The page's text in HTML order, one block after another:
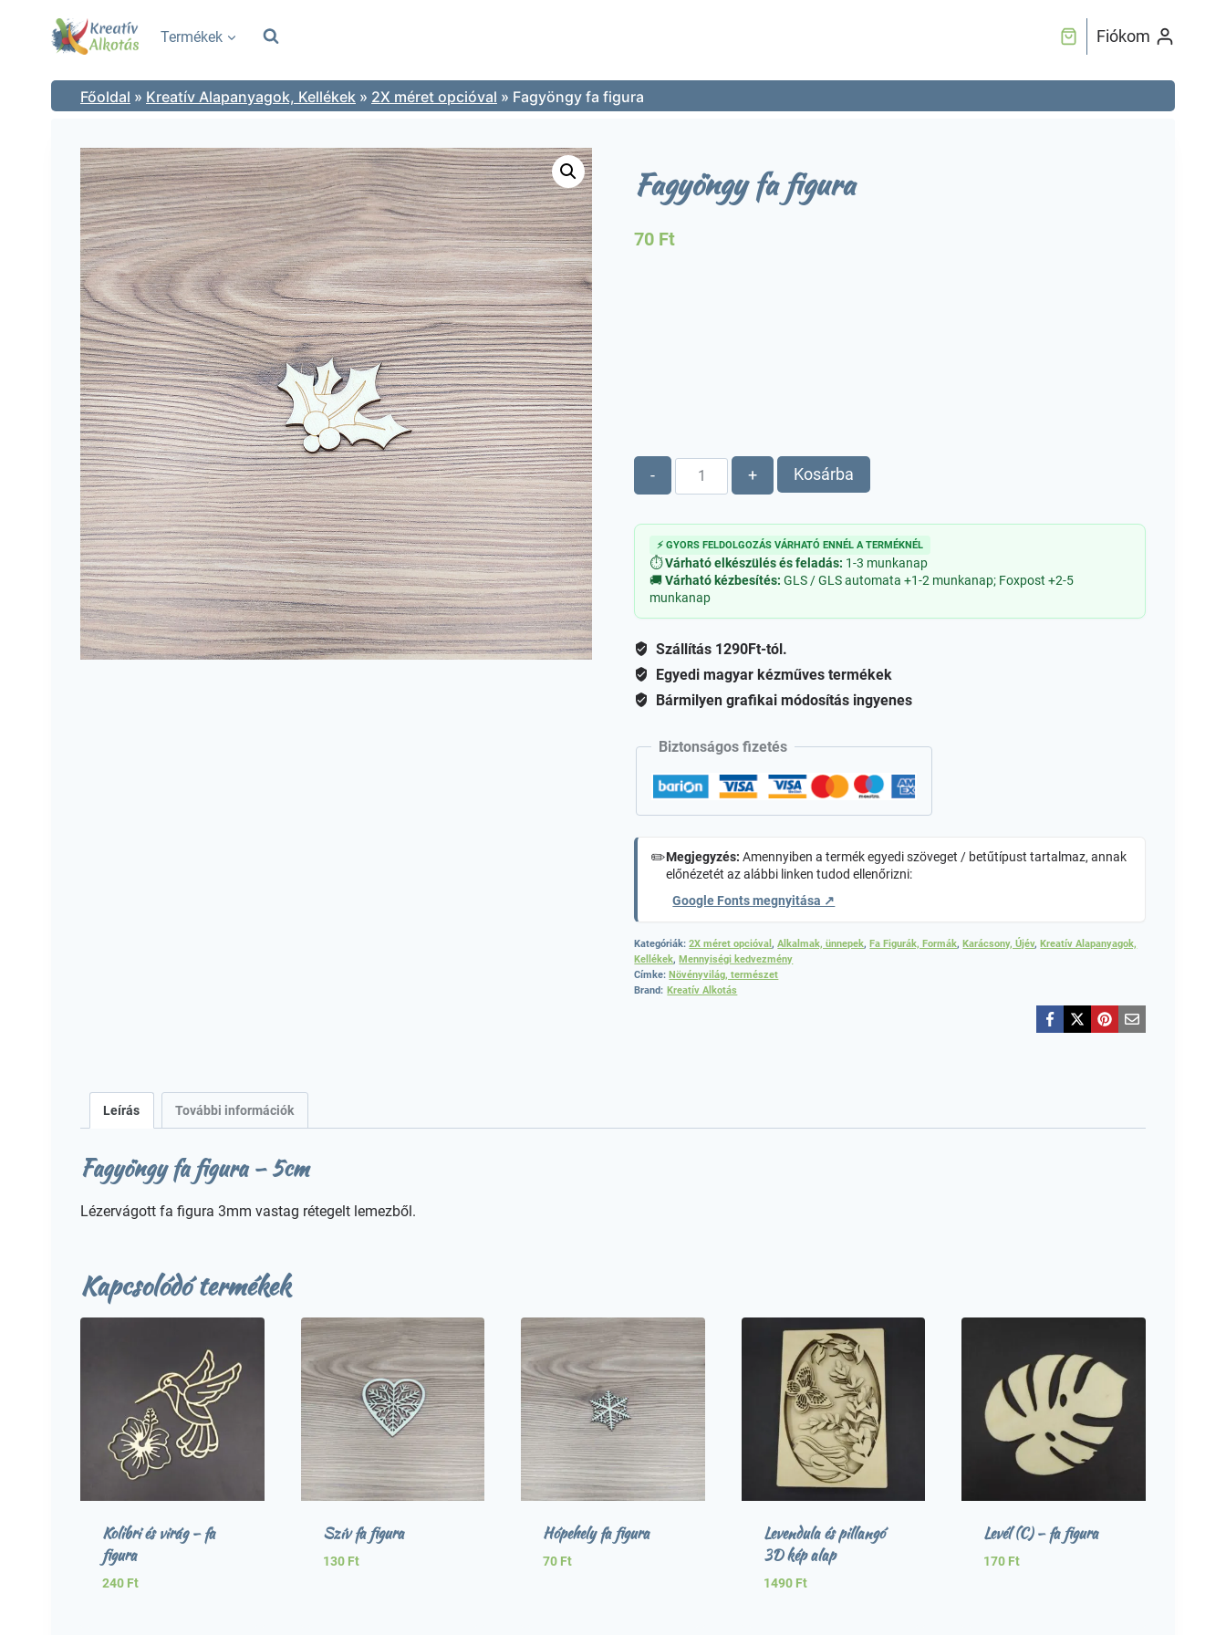
Termékek Fiókom
Főoldal » Kreatív Alapanyagok, Kellékek » 2X méret opcióval » Fagyöngy fa figura
Fagyöngy fa figura
70 Ft
-
Fagyöngy
fa
+ Kosárba
⚡ GYORS FELDOLGOZÁS VÁRHATÓ ENNÉL A TERMÉKNÉL
⏱Várható elkészülés és feladás: 1-3 munkanap
🚚Várható kézbesítés: GLS / GLS automata +1-2 munkanap; Foxpost +2-5
munkanap
Szállítás 1290Ft-tól.
Egyedi magyar kézműves termékek
Bármilyen grafikai módosítás ingyenes
Biztonságos fizetés
✏️Megjegyzés: Amennyiben a termék egyedi szöveget / betűtípust tartalmaz, annak
előnézetét az alábbi linken tudod ellenőrizni:
Google Fonts megnyitása ↗
Kategóriák:2X méret opcióval,Alkalmak, ünnepek, Fa Figurák, Formák, Karácsony, Újév, Kreatív Alapanyagok,
Kellékek, Mennyiségi kedvezmény
Címke: Növényvilág, természet
Brand: Kreatív Alkotás
Leírás További információk
Fagyöngy fa figura – 5cm
Lézervágott fa figura 3mm vastag rétegelt lemezből.
Kapcsolódó termékek
Kolibri és virág – fa
figura
240 Ft
Szív fa figura
130 Ft
Hópehely fa figura
70 Ft
Levendula és pillangó
3D kép alap
1490 Ft
Levél (C) – fa figura
170 Ft